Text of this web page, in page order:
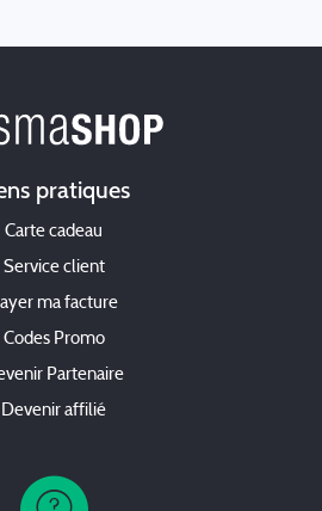
pratiques
Carte cadeau
Service client
ma facture
Codes Promo
Partenaire
Devenir affilié